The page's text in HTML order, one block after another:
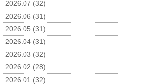
2026.07 (32)
2026.06 (31)
2026.05 (31)
2026.04 (31)
2026.03 (32)
2026.02 (28)
2026.01 (32)